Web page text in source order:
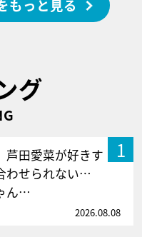
もっと見る
グ
1
芦田愛菜が好きす
わせられない…
ん…
2026.08.08